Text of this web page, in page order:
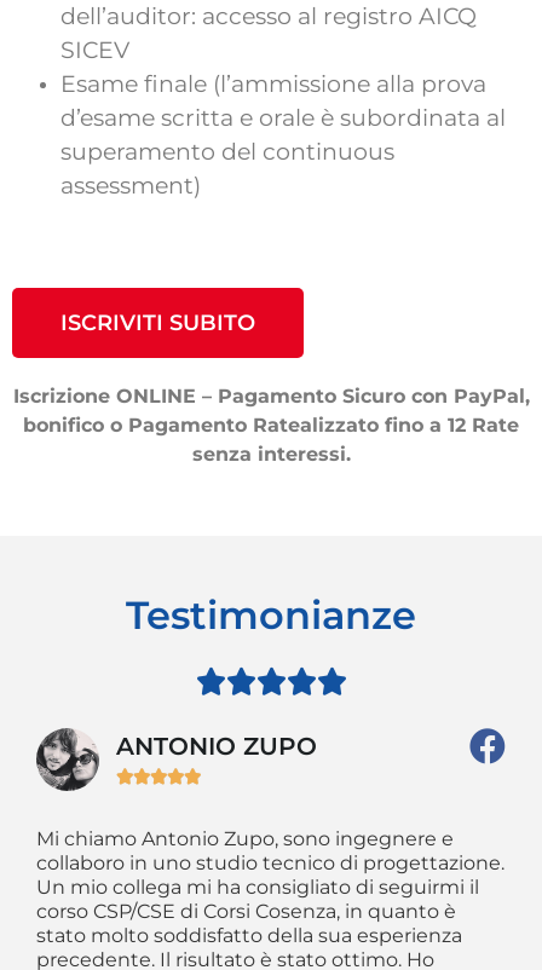
dell’auditor: accesso al registro AICQ
SICEV
Esame finale (l’ammissione alla prova
d’esame scritta e orale è subordinata al
superamento del continuous
assessment)
ISCRIVITI SUBITO
Iscrizione ONLINE – Pagamento Sicuro con PayPal,
bonifico o Pagamento Ratealizzato fino a 12 Rate
senza interessi.
Testimonianze

ANTONIO ZUPO

Mi chiamo Antonio Zupo, sono ingegnere e
collaboro in uno studio tecnico di progettazione.
Un mio collega mi ha consigliato di seguirmi il
corso CSP/CSE di Corsi Cosenza, in quanto è
stato molto soddisfatto della sua esperienza
precedente. Il risultato è stato ottimo. Ho